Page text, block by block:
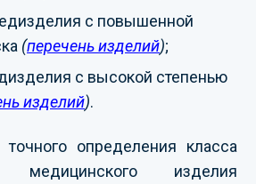
с повышенной
(перечень изделий);
с высокой степенью
изделий).
определения класса
медицинского изделия